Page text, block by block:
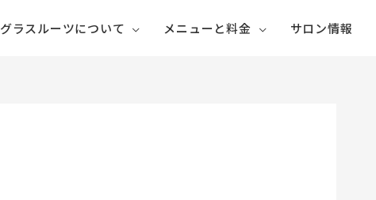
グラスルーツについて メニューと料金 サロン情報